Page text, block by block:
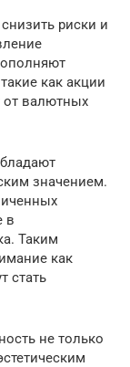
риски и
как акции
от валютных
значением.
в
Таким
как
стать
не только